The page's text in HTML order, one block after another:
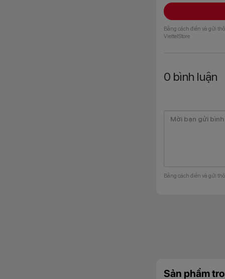
OPPO A6t được
Bằng cách điền và gửi
ViettelStore
0 bình luận
Bằng cách điền và gửi
Sản phẩm